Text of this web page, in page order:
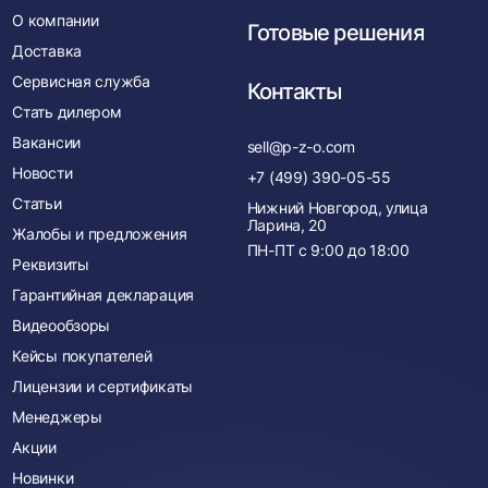
О компании
Доставка
Сервисная служба
Стать дилером
Вакансии
Новости
Статьи
Жалобы и предложения
Реквизиты
Гарантийная декларация
Видеообзоры
Кейсы покупателей
Лицензии и сертификаты
Менеджеры
Акции
Новинки
Готовые решения
Контакты
sell@p-z-o.com
+7 (499) 390-05-55
Нижний Новгород, улица
Ларина, 20
ПН-ПТ с 9:00 до 18:00